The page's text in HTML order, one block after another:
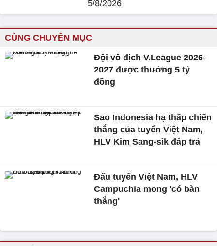
5/8/2026
CÙNG CHUYÊN MỤC
Đội vô địch V.League 2026-
2027 được thưởng 5 tỷ
đồng
Sao Indonesia hạ thấp chiến
thắng của tuyển Việt Nam,
HLV Kim Sang-sik đáp trả
Đấu tuyển Việt Nam, HLV
Campuchia mong 'có bàn
thắng'